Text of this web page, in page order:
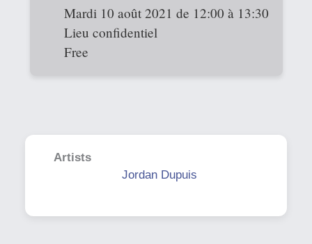
Mardi 10 août 2021 de 12:00 à 13:30
Lieu confidentiel
Free
Artists
Jordan Dupuis